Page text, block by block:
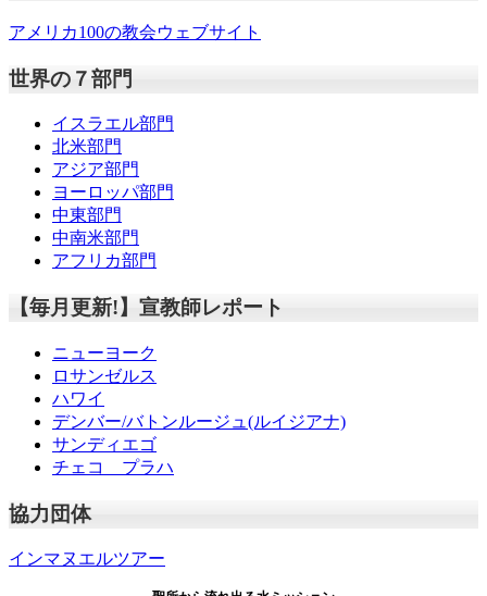
アメリカ100の教会ウェブサイト
世界の７部門
イスラエル部門
北米部門
アジア部門
ヨーロッパ部門
中東部門
中南米部門
アフリカ部門
【毎月更新!】宣教師レポート
ニューヨーク
ロサンゼルス
ハワイ
デンバー/バトンルージュ(ルイジアナ)
サンディエゴ
チェコ プラハ
協力団体
インマヌエルツアー